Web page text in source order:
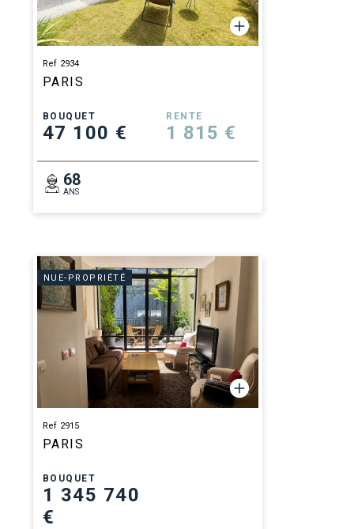
Ref 2934
PARIS
BOUQUET
47 100 €
RENTE
1 815 €
68
ANS
NUE-PROPRIÉTÉ
Ref 2915
PARIS
BOUQUET
1 345 740
€